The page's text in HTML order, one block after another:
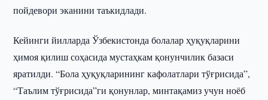
пойдевори эканини таъкидлади.
Кейинги йилларда Ўзбекистонда болалар ҳуқуқларини
ҳимоя қилиш соҳасида мустаҳкам қонунчилик базаси
яратилди. “Бола ҳуқуқларининг кафолатлари тўғрисида”,
“Таълим тўғрисида”ги қонунлар, минтақамиз учун ноёб